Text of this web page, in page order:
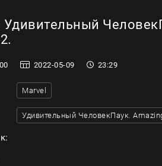
2022-05-09 23:29
Marvel
Удивительный ЧеловекПаук.